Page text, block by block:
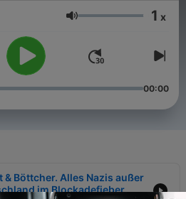
herum werden ermöglicht von
uns gern eine Mail an
wir euch ein Passwort für
bbtalk.de/freunde-von-bbtalk/)
Danke für´s
IBAN: DE22 2075 0000
teammensch2021 Bitcoin
bit.ly/4gwUccR Podcast
音量 1 x
00:00
& Böttcher. Alles Nazis außer
im Blockadefieber